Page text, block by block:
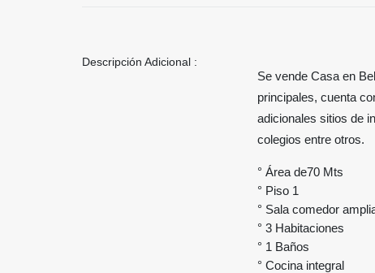
Descripción Adicional :
Se vende Casa en
principales, cuenta
adicionales sitios de
colegios entre otros.
° Área de70 Mts
° Piso 1
° Sala comedor
° 3 Habitaciones
° 1 Baños
° Cocina integral